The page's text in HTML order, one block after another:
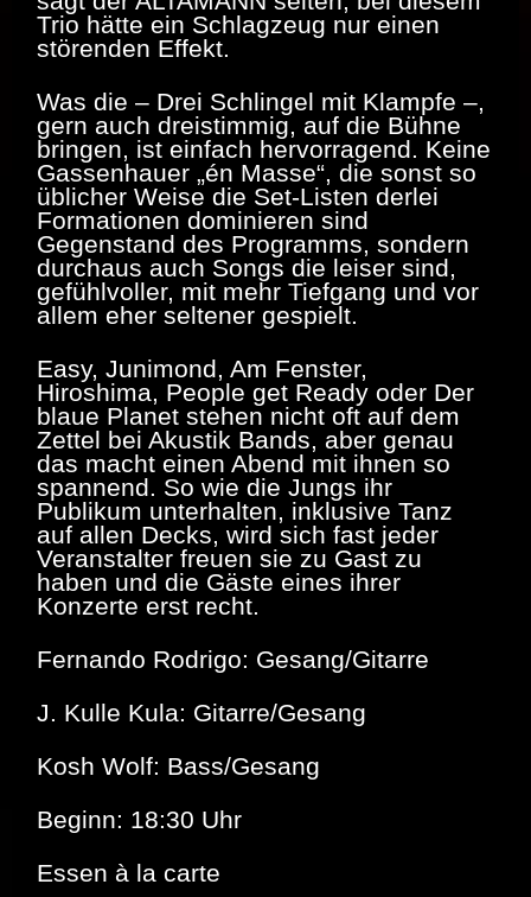
Trio hätte ein Schlagzeug nur einen
störenden Effekt.
Was die – Drei Schlingel mit Klampfe –,
gern auch dreistimmig, auf die Bühne
bringen, ist einfach hervorragend. Keine
Gassenhauer „én Masse“, die sonst so
üblicher Weise die Set-Listen derlei
Formationen dominieren sind
Gegenstand des Programms, sondern
durchaus auch Songs die leiser sind,
gefühlvoller, mit mehr Tiefgang und vor
allem eher seltener gespielt.
Easy, Junimond, Am Fenster,
Hiroshima, People get Ready oder Der
blaue Planet stehen nicht oft auf dem
Zettel bei Akustik Bands, aber genau
das macht einen Abend mit ihnen so
spannend. So wie die Jungs ihr
Publikum unterhalten, inklusive Tanz
auf allen Decks, wird sich fast jeder
Veranstalter freuen sie zu Gast zu
haben und die Gäste eines ihrer
Konzerte erst recht.
Fernando Rodrigo: Gesang/Gitarre
J. Kulle Kula: Gitarre/Gesang
Kosh Wolf: Bass/Gesang
Beginn: 18:30 Uhr
Essen à la carte